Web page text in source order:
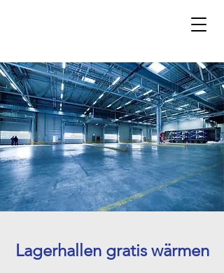
Lagerhallen gratis wärmen